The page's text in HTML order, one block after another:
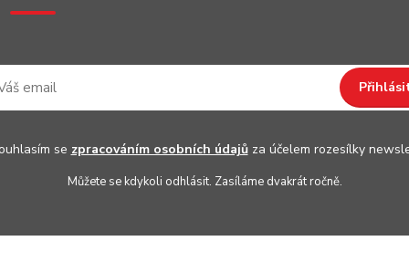
se zpracováním osobních údajůza účelem rozesílky
Můžete se kdykoli odhlásit. Zasíláme dvakrát ročně.